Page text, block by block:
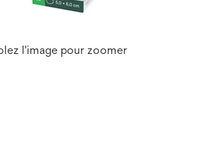
l'image pour zoomer